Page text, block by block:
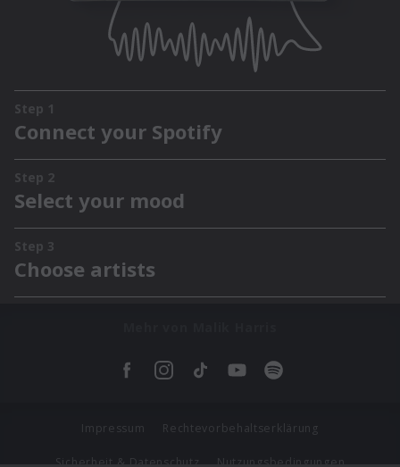
Impressum Rechtevorbehaltserklärung
Sicherheit & Datenschutz Nutzungsbedingungen